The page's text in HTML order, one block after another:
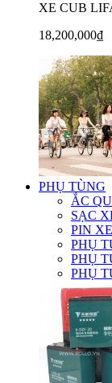
XE CUB
18,200,000₫
PHỤ TÙNG
ẮC
SẠC
PIN
PHỤ
PHỤ
PHỤ